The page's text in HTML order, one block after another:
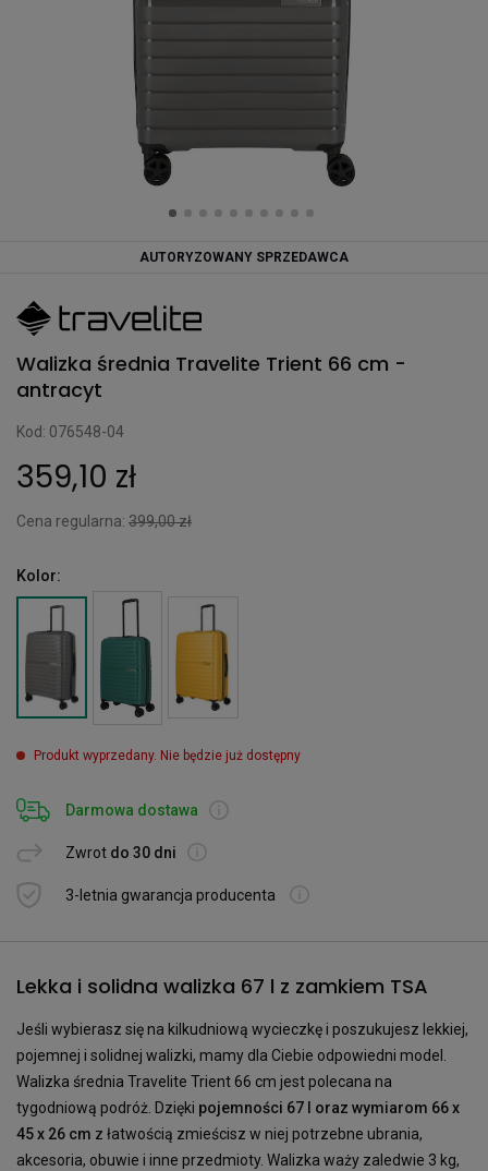
AUTORYZOWANY SPRZEDAWCA
Walizka średnia Travelite Trient 66 cm -
antracyt
Kod: 076548-04
359,10 zł
Cena regularna: 399,00 zł
Kolor:
Produkt wyprzedany. Nie będzie już dostępny
Darmowa dostawa
Zwrot do 30 dni
3-letnia gwarancja producenta
Lekka i solidna walizka 67 l z zamkiem TSA
Jeśli wybierasz się na kilkudniową wycieczkę i poszukujesz lekkiej,
pojemnej i solidnej walizki, mamy dla Ciebie odpowiedni model.
Walizka średnia Travelite Trient 66 cm jest polecana na
tygodniową podróż. Dzięki pojemności 67 l oraz wymiarom 66 x
45 x 26 cm z łatwością zmieścisz w niej potrzebne ubrania,
akcesoria, obuwie i inne przedmioty. Walizka waży zaledwie 3 kg,